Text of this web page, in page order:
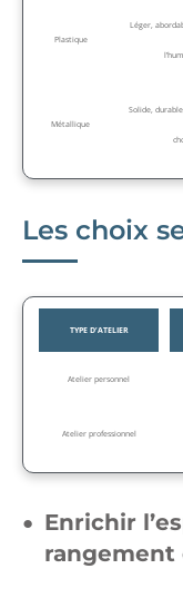
Plastique
Léger,
Métallique
Solide,
Les choix
TYPE D’ATELIER
Atelier personnel
Atelier professionnel
Enrichir
rangement